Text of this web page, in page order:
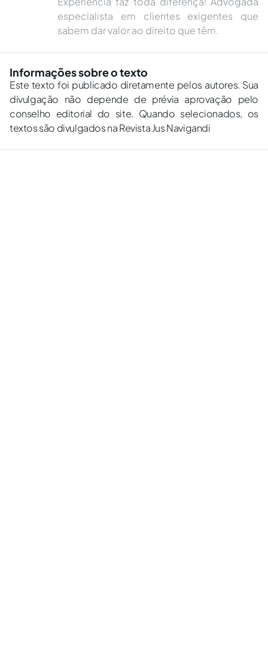
especialista em clientes exigentes que
sabem dar valor ao direito que têm.
Informações sobre o texto
Este texto foi publicado diretamente pelos autores. Sua
divulgação não depende de prévia aprovação pelo
conselho editorial do site. Quando selecionados, os
textos são divulgados na Revista Jus Navigandi